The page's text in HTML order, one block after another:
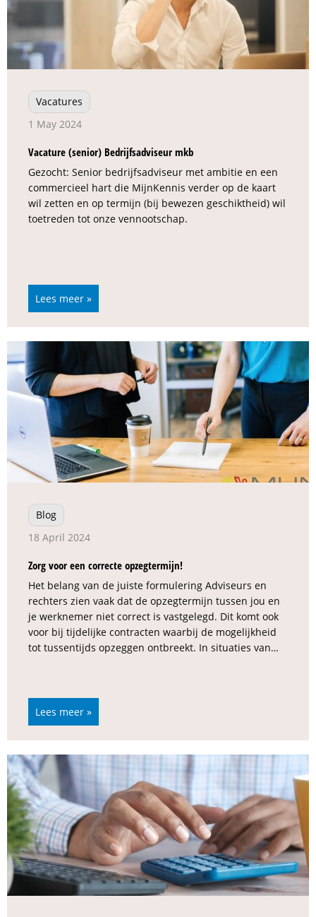
Vacatures
1 May 2024
Vacature (senior) Bedrijfsadviseur mkb
Gezocht: Senior bedrijfsadviseur met ambitie en een
commercieel hart die MijnKennis verder op de kaart
wil zetten en op termijn (bij bewezen geschiktheid) wil
toetreden tot onze vennootschap.
Lees meer »
Blog
18 April 2024
Zorg voor een correcte opzegtermijn!
Het belang van de juiste formulering Adviseurs en
rechters zien vaak dat de opzegtermijn tussen jou en
je werknemer niet correct is vastgelegd. Dit komt ook
voor bij tijdelijke contracten waarbij de mogelijkheid
tot tussentijds opzeggen ontbreekt. In situaties van…
Lees meer »